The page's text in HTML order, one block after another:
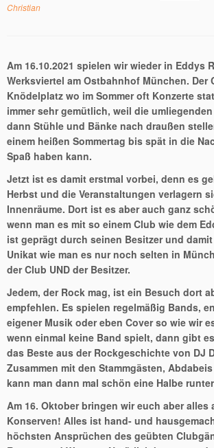
Christian
Am 16.10.2021 spielen wir wieder in Eddys
Werksviertel am Ostbahnhof München. Der
Knödelplatz wo im Sommer oft Konzerte
immer sehr gemütlich, weil die
dann Stühle und Bänke nach draußen
einem heißen Sommertag bis spät in die
Spaß haben kann.
Jetzt ist es damit erstmal vorbei, denn es
Herbst und die Veranstaltungen verlagern
Innenräume. Dort ist es aber auch ganz
wenn man es mit so einem Club wie dem
ist geprägt durch seinen Besitzer und
Unikat wie man es nur noch selten in
der Club UND der Besitzer.
Jedem, der Rock mag, ist ein Besuch dort
empfehlen. Es spielen regelmäßig Bands,
eigener Musik oder eben Cover so wie wir
wenn einmal keine Band spielt, dann gibt
das Beste aus der Rockgeschichte von DJ
Zusammen mit den Stammgästen,
kann man dann mal schön eine Halbe
Am 16. Oktober bringen wir euch aber alles
Konserven! Alles ist hand- und
höchsten Ansprüchen des geübten